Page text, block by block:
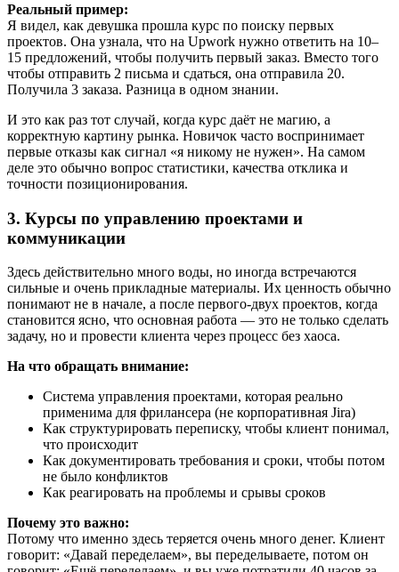
Реальный пример:
Я видел, как девушка прошла курс по поиску первых
проектов. Она узнала, что на Upwork нужно ответить на 10–
15 предложений, чтобы получить первый заказ. Вместо того
чтобы отправить 2 письма и сдаться, она отправила 20.
Получила 3 заказа. Разница в одном знании.
И это как раз тот случай, когда курс даёт не магию, а
корректную картину рынка. Новичок часто воспринимает
первые отказы как сигнал «я никому не нужен». На самом
деле это обычно вопрос статистики, качества отклика и
точности позиционирования.
3. Курсы по управлению проектами и
коммуникации
Здесь действительно много воды, но иногда встречаются
сильные и очень прикладные материалы. Их ценность обычно
понимают не в начале, а после первого-двух проектов, когда
становится ясно, что основная работа — это не только сделать
задачу, но и провести клиента через процесс без хаоса.
На что обращать внимание:
Система управления проектами, которая реально
применима для фрилансера (не корпоративная Jira)
Как структурировать переписку, чтобы клиент понимал,
что происходит
Как документировать требования и сроки, чтобы потом
не было конфликтов
Как реагировать на проблемы и срывы сроков
Почему это важно:
Потому что именно здесь теряется очень много денег. Клиент
говорит: «Давай переделаем», вы переделываете, потом он